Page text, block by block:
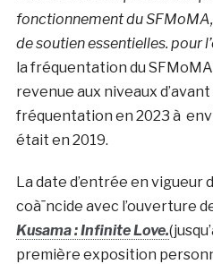
fonctionnement du
de soutien essentielles. pour
la fréquentation du
revenue aux niveaux
fréquentation en 2023 à
était en 2019.
La date d’entrée en vigueur
coà¯ncide avec l’ouverture
Kusama : Infinite Love.
première exposition